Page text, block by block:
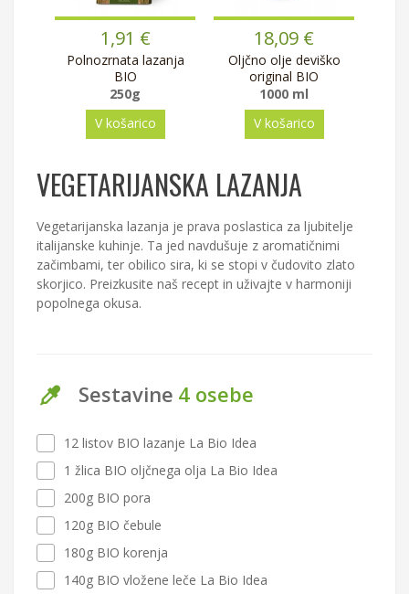
1,91 €
Polnozrnata lazanja
BIO
250g
V košarico
18,09 €
Oljčno olje deviško
original BIO
1000 ml
V košarico
VEGETARIJANSKA LAZANJA
Vegetarijanska lazanja je prava poslastica za ljubitelje
italijanske kuhinje. Ta jed navdušuje z aromatičnimi
začimbami, ter obilico sira, ki se stopi v čudovito zlato
skorjico. Preizkusite naš recept in uživajte v harmoniji
popolnega okusa.
Sestavine 4 osebe
12 listov BIO lazanje La Bio Idea
1 žlica BIO oljčnega olja La Bio Idea
200g BIO pora
120g BIO čebule
180g BIO korenja
140g BIO vložene leče La Bio Idea